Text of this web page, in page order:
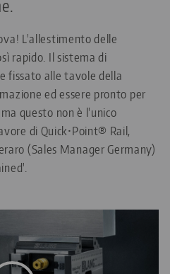
L'allestimento delle
rapido. Il sistema di
fissato alle tavole della
ed essere pronto per
questo non è l'unico
di Quick•Point® Rail,
(Sales Manager Germany)